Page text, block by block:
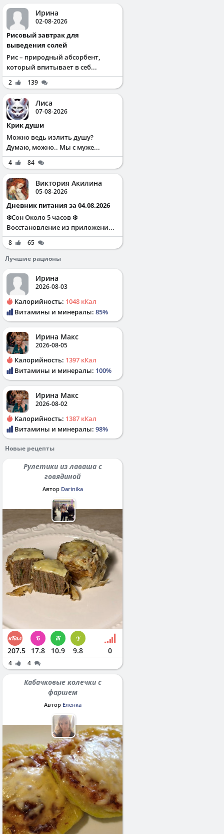
Ирина
02-08-2026
Рисовый завтрак для
выведения солей
Рис – природный абсорбент,
который впитывает в себ...
2 139
Лиса
07-08-2026
Крик души
Можно ведь излить душу?
Думаю, можно.. Мы с муже...
4 84
Виктория Акилина
05-08-2026
Дневник питания за 04.08.2026
❄️Сон Около 5 часов ❄️
Восстановление из приложени...
8
65
Лучшие рационы
Ирина
2026-08-03
Калорийность: 1048 кКал
Витамины и минералы: 85%
Ирина Макс
2026-08-05
Калорийность: 1397 кКал
Витамины и минералы: 100%
Ирина Макс
2026-08-02
Калорийность: 1387 кКал
Витамины и минералы: 98%
Новые рецепты
Рулетики из лаваша с
говядиной
Автор Darinika
207.5 17.8 10.9 9.8 0
4 4
Кабачковые колечки с
фаршем
Автор Еленка